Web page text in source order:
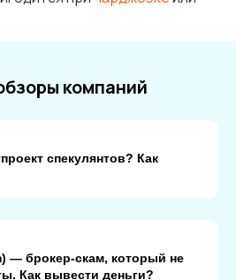
компаний
спекулянтов? Как
— брокер-скам, который не
Как вывести деньги?